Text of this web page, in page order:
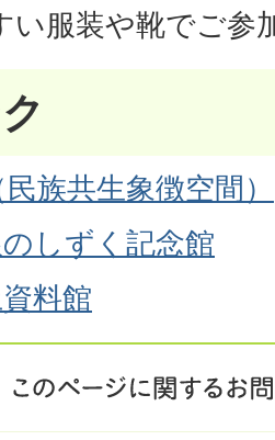
い服装や靴でご参
族共生象徴空間）
しずく記念館
料館